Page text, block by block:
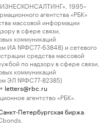
1995–
агентства «РБК»
массовой информации
в сфере связи,
коммуникаций
ИА №ФС77-63848) и сетевого
средства массовой
по надзору в сфере связи,
коммуникаций
ЭЛ №ФС77-82385)
letters@rbc.ru
агентство «РБК».
Петербургская биржа